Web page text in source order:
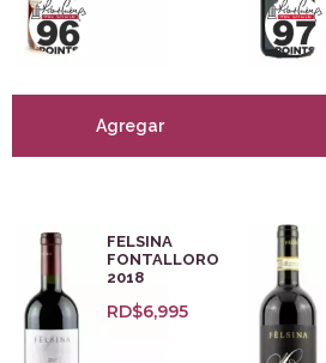
Agregar
FELSINA
FONTALLORO
2018
RD$6,995